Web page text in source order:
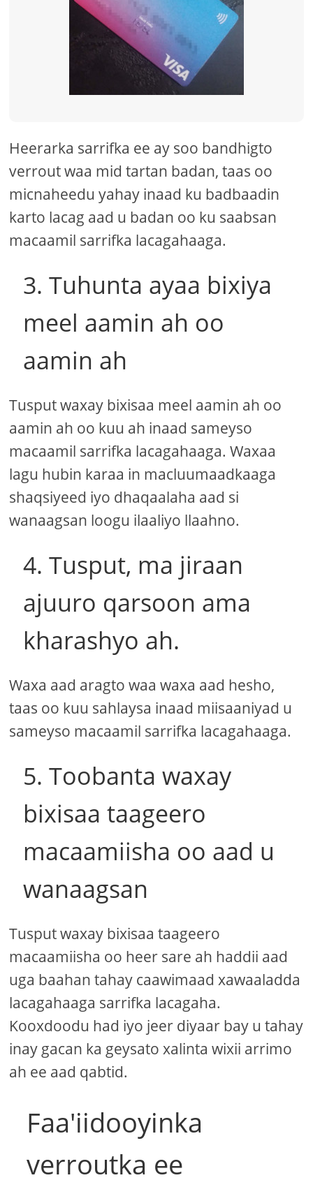
Heerarka sarrifka ee ay soo bandhigto
verrout waa mid tartan badan, taas oo
micnaheedu yahay inaad ku badbaadin
karto lacag aad u badan oo ku saabsan
macaamil sarrifka lacagahaaga.
3. Tuhunta ayaa bixiya
meel aamin ah oo
aamin ah
Tusput waxay bixisaa meel aamin ah oo
aamin ah oo kuu ah inaad sameyso
macaamil sarrifka lacagahaaga. Waxaa
lagu hubin karaa in macluumaadkaaga
shaqsiyeed iyo dhaqaalaha aad si
wanaagsan loogu ilaaliyo llaahno.
4. Tusput, ma jiraan
ajuuro qarsoon ama
kharashyo ah.
Waxa aad aragto waa waxa aad hesho,
taas oo kuu sahlaysa inaad miisaaniyad u
sameyso macaamil sarrifka lacagahaaga.
5. Toobanta waxay
bixisaa taageero
macaamiisha oo aad u
wanaagsan
Tusput waxay bixisaa taageero
macaamiisha oo heer sare ah haddii aad
uga baahan tahay caawimaad xawaaladda
lacagahaaga sarrifka lacagaha.
Kooxdoodu had iyo jeer diyaar bay u tahay
inay gacan ka geysato xalinta wixii arrimo
ah ee aad qabtid.
Faa'iidooyinka
verroutka ee